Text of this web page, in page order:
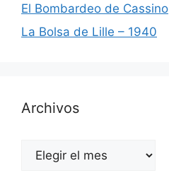
El Bombardeo de Cassino
La Bolsa de Lille – 1940
Archivos
Archivos